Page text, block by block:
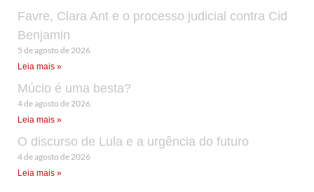
Favre, Clara Ant e o processo judicial contra Cid
Benjamin
5 de agosto de 2026
Leia mais »
Múcio é uma besta?
4 de agosto de 2026
Leia mais »
O discurso de Lula e a urgência do futuro
4 de agosto de 2026
Leia mais »